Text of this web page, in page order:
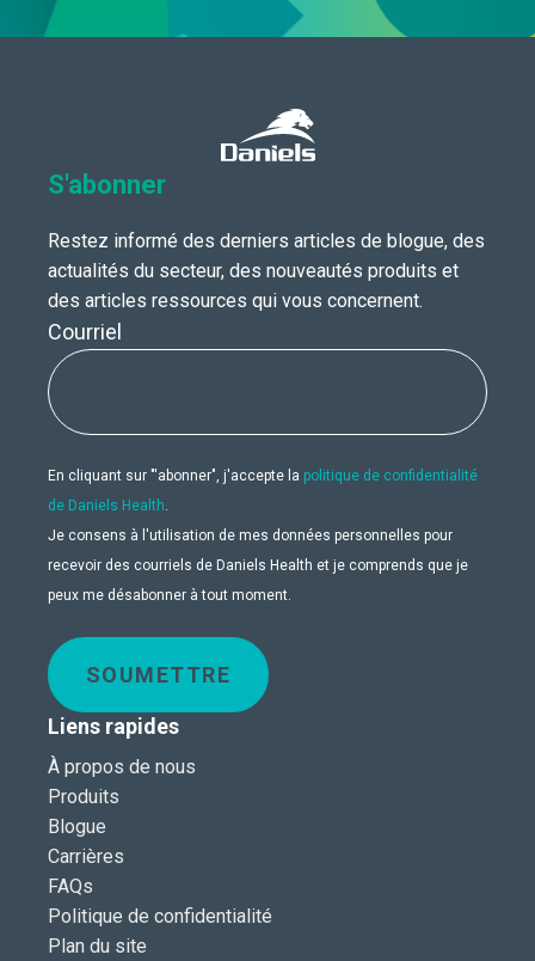
S'abonner
Restez informé des derniers articles de blogue, des
actualités du secteur, des nouveautés produits et
des articles ressources qui vous concernent.
Courriel
En cliquant sur "'abonner", j'accepte la politique de confidentialité
de Daniels Health.
Je consens à l'utilisation de mes données personnelles pour
recevoir des courriels de Daniels Health et je comprends que je
peux me désabonner à tout moment.
SOUMETTRE
Liens rapides
À propos de nous
Produits
Blogue
Carrières
FAQs
Politique de confidentialité
Plan du site